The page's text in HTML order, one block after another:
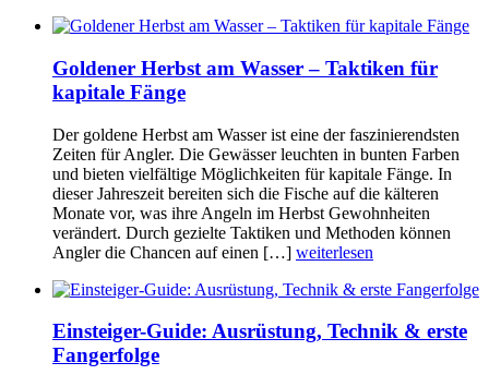
Goldener Herbst am Wasser – Taktiken für
kapitale Fänge
Der goldene Herbst am Wasser ist eine der faszinierendsten
Zeiten für Angler. Die Gewässer leuchten in bunten Farben
und bieten vielfältige Möglichkeiten für kapitale Fänge. In
dieser Jahreszeit bereiten sich die Fische auf die kälteren
Monate vor, was ihre Angeln im Herbst Gewohnheiten
verändert. Durch gezielte Taktiken und Methoden können
Angler die Chancen auf einen […] weiterlesen
Einsteiger-Guide: Ausrüstung, Technik & erste
Fangerfolge